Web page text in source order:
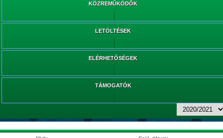
KÖZREMŰKÖDŐK
LETÖLTÉSEK
ELÉRHETŐSÉGEK
TÁMOGATÓK